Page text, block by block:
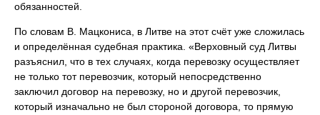
обязанностей.
По словам В. Мацкониса, в Литве на этот счёт уже сложилась
и определённая судебная практика. «Верховный суд Литвы
разъяснил, что в тех случаях, когда перевозку осуществляет
не только тот перевозчик, который непосредственно
заключил договор на перевозку, но и другой перевозчик,
который изначально не был стороной договора, то прямую